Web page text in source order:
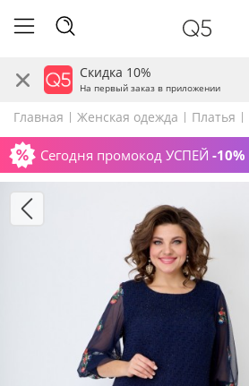
Скидка 10%
На первый заказ в приложении
Главная Женская одежда Платья
Сегодня промокод УСПЕЙ -10%